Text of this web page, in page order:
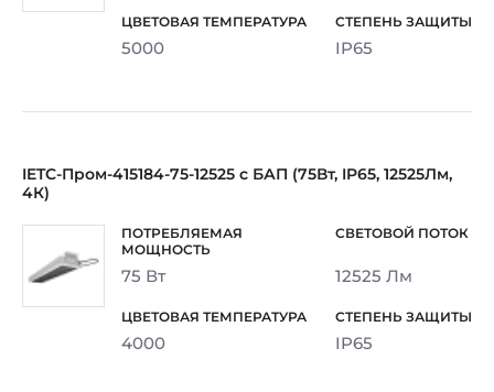
5000 IP65
IETC-Пром-415184-75-12525 с БАП (75Вт, IP65, 12525Лм,
4К)
75 Вт 12525 Лм
4000 IP65